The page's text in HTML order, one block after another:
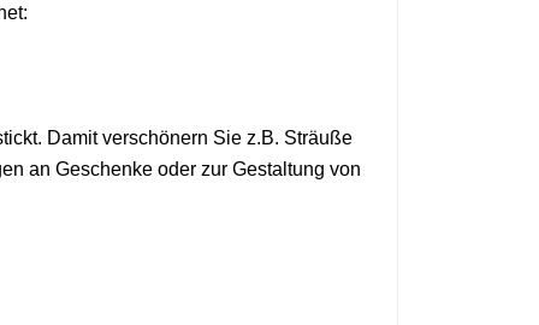
Damit verschönern Sie z.B. Sträuße
an Geschenke oder zur Gestaltung von